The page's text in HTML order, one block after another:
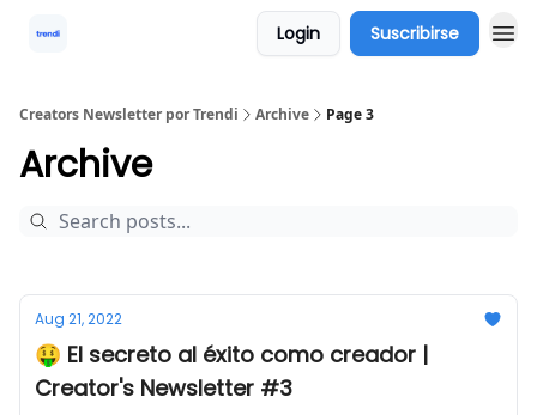
Login Suscribirse
Creators Newsletter por Trendi Archive Page 3
Archive
Aug 21, 2022
🤑 El secreto al éxito como creador |
Creator's Newsletter #3